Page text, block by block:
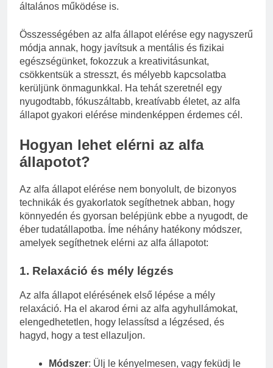
általános működése is.
Összességében az alfa állapot elérése egy nagyszerű
módja annak, hogy javítsuk a mentális és fizikai
egészségünket, fokozzuk a kreativitásunkat,
csökkentsük a stresszt, és mélyebb kapcsolatba
kerüljünk önmagunkkal. Ha tehát szeretnél egy
nyugodtabb, fókuszáltabb, kreatívabb életet, az alfa
állapot gyakori elérése mindenképpen érdemes cél.
Hogyan lehet elérni az alfa
állapotot?
Az alfa állapot elérése nem bonyolult, de bizonyos
technikák és gyakorlatok segíthetnek abban, hogy
könnyedén és gyorsan belépjünk ebbe a nyugodt, de
éber tudatállapotba. Íme néhány hatékony módszer,
amelyek segíthetnek elérni az alfa állapotot:
1. Relaxáció és mély légzés
Az alfa állapot elérésének első lépése a mély
relaxáció. Ha el akarod érni az alfa agyhullámokat,
elengedhetetlen, hogy lelassítsd a légzésed, és
hagyd, hogy a test ellazuljon.
Módszer: Ülj le kényelmesen, vagy feküdj le